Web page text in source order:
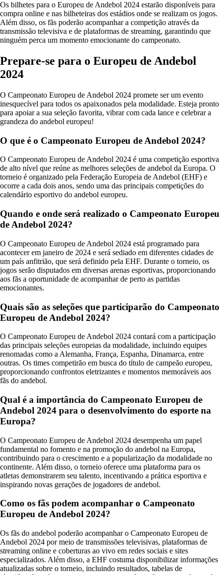
Os bilhetes para o Europeu de Andebol 2024 estarão disponíveis para
compra online e nas bilheteiras dos estádios onde se realizam os jogos.
Além disso, os fãs poderão acompanhar a competição através da
transmissão televisiva e de plataformas de streaming, garantindo que
ninguém perca um momento emocionante do campeonato.
Prepare-se para o Europeu de Andebol
2024
O Campeonato Europeu de Andebol 2024 promete ser um evento
inesquecível para todos os apaixonados pela modalidade. Esteja pronto
para apoiar a sua seleção favorita, vibrar com cada lance e celebrar a
grandeza do andebol europeu!
O que é o Campeonato Europeu de Andebol 2024?
O Campeonato Europeu de Andebol 2024 é uma competição esportiva
de alto nível que reúne as melhores seleções de andebol da Europa. O
torneio é organizado pela Federação Europeia de Andebol (EHF) e
ocorre a cada dois anos, sendo uma das principais competições do
calendário esportivo do andebol europeu.
Quando e onde será realizado o Campeonato Europeu
de Andebol 2024?
O Campeonato Europeu de Andebol 2024 está programado para
acontecer em janeiro de 2024 e será sediado em diferentes cidades de
um país anfitrião, que será definido pela EHF. Durante o torneio, os
jogos serão disputados em diversas arenas esportivas, proporcionando
aos fãs a oportunidade de acompanhar de perto as partidas
emocionantes.
Quais são as seleções que participarão do Campeonato
Europeu de Andebol 2024?
O Campeonato Europeu de Andebol 2024 contará com a participação
das principais seleções europeias da modalidade, incluindo equipes
renomadas como a Alemanha, França, Espanha, Dinamarca, entre
outras. Os times competirão em busca do título de campeão europeu,
proporcionando confrontos eletrizantes e momentos memoráveis aos
fãs do andebol.
Qual é a importância do Campeonato Europeu de
Andebol 2024 para o desenvolvimento do esporte na
Europa?
O Campeonato Europeu de Andebol 2024 desempenha um papel
fundamental no fomento e na promoção do andebol na Europa,
contribuindo para o crescimento e a popularização da modalidade no
continente. Além disso, o torneio oferece uma plataforma para os
atletas demonstrarem seu talento, incentivando a prática esportiva e
inspirando novas gerações de jogadores de andebol.
Como os fãs podem acompanhar o Campeonato
Europeu de Andebol 2024?
Os fãs do andebol poderão acompanhar o Campeonato Europeu de
Andebol 2024 por meio de transmissões televisivas, plataformas de
streaming online e coberturas ao vivo em redes sociais e sites
especializados. Além disso, a EHF costuma disponibilizar informações
atualizadas sobre o torneio, incluindo resultados, tabelas de